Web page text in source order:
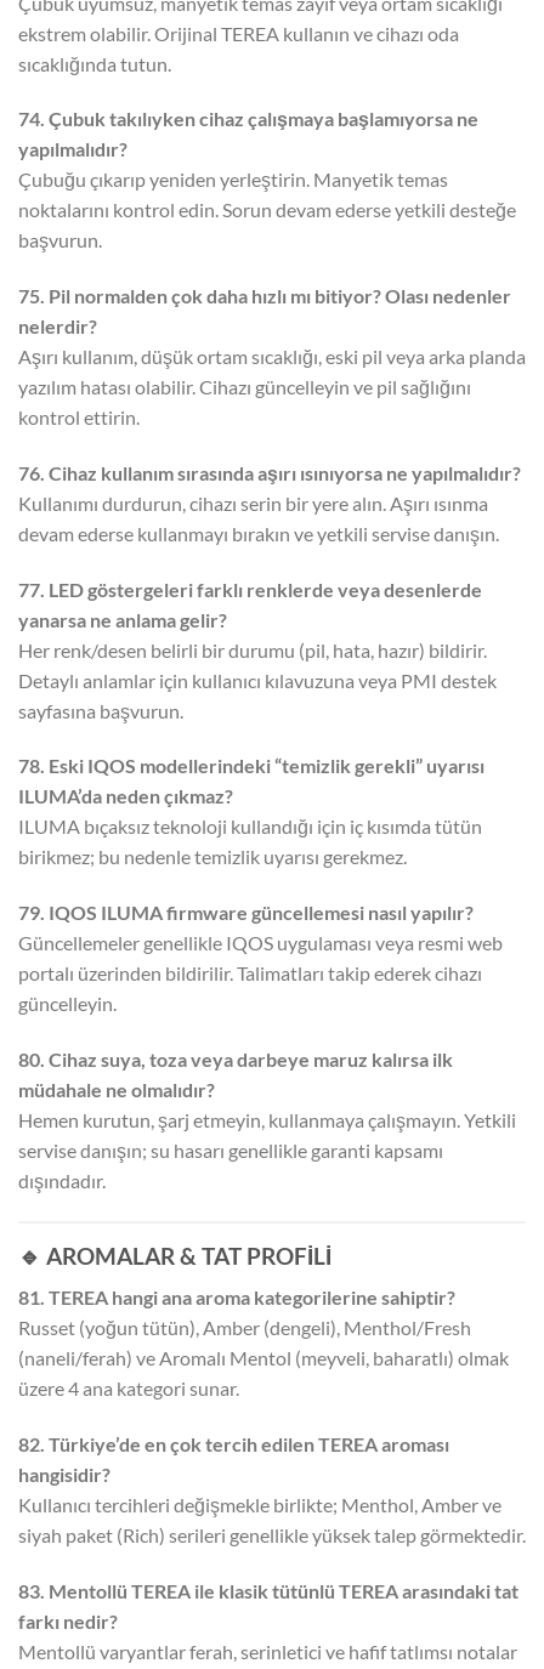
ekstrem olabilir. Orijinal TEREA kullanın ve cihazı oda
sıcaklığında tutun.
74. Çubuk takılıyken cihaz çalışmaya başlamıyorsa ne
yapılmalıdır?
Çubuğu çıkarıp yeniden yerleştirin. Manyetik temas
noktalarını kontrol edin. Sorun devam ederse yetkili desteğe
başvurun.
75. Pil normalden çok daha hızlı mı bitiyor? Olası nedenler
nelerdir?
Aşırı kullanım, düşük ortam sıcaklığı, eski pil veya arka planda
yazılım hatası olabilir. Cihazı güncelleyin ve pil sağlığını
kontrol ettirin.
76. Cihaz kullanım sırasında aşırı ısınıyorsa ne yapılmalıdır?
Kullanımı durdurun, cihazı serin bir yere alın. Aşırı ısınma
devam ederse kullanmayı bırakın ve yetkili servise danışın.
77. LED göstergeleri farklı renklerde veya desenlerde
yanarsa ne anlama gelir?
Her renk/desen belirli bir durumu (pil, hata, hazır) bildirir.
Detaylı anlamlar için kullanıcı kılavuzuna veya PMI destek
sayfasına başvurun.
78. Eski IQOS modellerindeki “temizlik gerekli” uyarısı
ILUMA’da neden çıkmaz?
ILUMA bıçaksız teknoloji kullandığı için iç kısımda tütün
birikmez; bu nedenle temizlik uyarısı gerekmez.
79. IQOS ILUMA firmware güncellemesi nasıl yapılır?
Güncellemeler genellikle IQOS uygulaması veya resmi web
portalı üzerinden bildirilir. Talimatları takip ederek cihazı
güncelleyin.
80. Cihaz suya, toza veya darbeye maruz kalırsa ilk
müdahale ne olmalıdır?
Hemen kurutun, şarj etmeyin, kullanmaya çalışmayın. Yetkili
servise danışın; su hasarı genellikle garanti kapsamı
dışındadır.
🔹 AROMALAR & TAT PROFİLİ
81. TEREA hangi ana aroma kategorilerine sahiptir?
Russet (yoğun tütün), Amber (dengeli), Menthol/Fresh
(naneli/ferah) ve Aromalı Mentol (meyveli, baharatlı) olmak
üzere 4 ana kategori sunar.
82. Türkiye’de en çok tercih edilen TEREA aroması
hangisidir?
Kullanıcı tercihleri değişmekle birlikte; Menthol, Amber ve
siyah paket (Rich) serileri genellikle yüksek talep görmektedir.
83. Mentollü TEREA ile klasik tütünlü TEREA arasındaki tat
farkı nedir?
Mentollü varyantlar ferah, serinletici ve hafif tatlımsı notalar